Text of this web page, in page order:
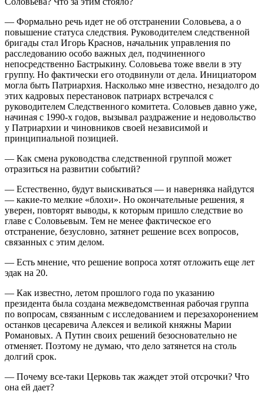
— Формально речь идет не об отстранении Соловьева, а о
повышение статуса следствия. Руководителем следственной
бригады стал Игорь Краснов, начальник управления по
расследованию особо важных дел, подчиненного
непосредственно Бастрыкину. Соловьева тоже ввели в эту
группу. Но фактически его отодвинули от дела. Инициатором
могла быть Патриархия. Насколько мне известно, незадолго до
этих кадровых перестановок патриарх встречался с
руководителем Следственного комитета. Соловьев давно уже,
начиная с 1990-х годов, вызывал раздражение и недовольство
у Патриархии и чиновников своей независимой и
принципиальной позицией.
— Как смена руководства следственной группой может
отразиться на развитии событий?
— Естественно, будут выискиваться — и наверняка найдутся
— какие-то мелкие «блохи». Но окончательные решения, я
уверен, повторят выводы, к которым пришло следствие во
главе с Соловьевым. Тем не менее фактическое его
отстранение, безусловно, затянет решение всех вопросов,
связанных с этим делом.
— Есть мнение, что решение вопроса хотят отложить еще лет
эдак на 20.
— Как известно, летом прошлого года по указанию
президента была создана межведомственная рабочая группа
по вопросам, связанным с исследованием и перезахоронением
останков цесаревича Алексея и великой княжны Марии
Романовых. А Путин своих решений безосновательно не
отменяет. Поэтому не думаю, что дело затянется на столь
долгий срок.
— Почему все-таки Церковь так жаждет этой отсрочки? Что
она ей дает?